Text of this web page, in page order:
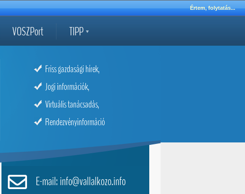
Értem, folytatás...
VOSZPort TIPP
Friss gazdasági hírek,
Jogi információk,
Virtuális tanácsadás,
Rendezvényinformáció
E-mail: info@vallalkozo.info